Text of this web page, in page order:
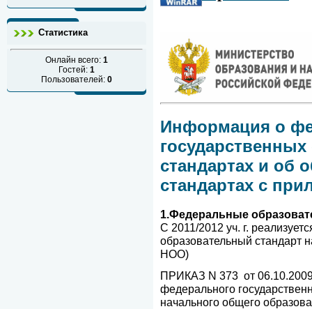
Статистика
Онлайн всего: 1
Гостей: 1
Пользователей: 0
Информация о
стандартах и об
стандартах с
1.Федеральные
С 2011/2012 уч. г.
образовательный стандарт
НОО)
ПРИКАЗ N 373 от
федерального
начального общего